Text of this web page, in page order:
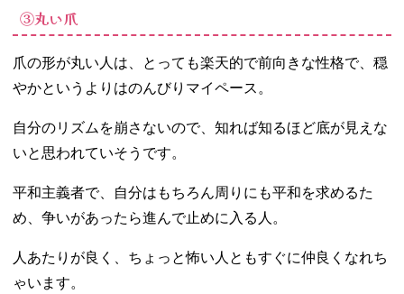
③丸い爪
爪の形が丸い人は、とっても楽天的で前向きな性格で、穏
やかというよりはのんびりマイペース。
自分のリズムを崩さないので、知れば知るほど底が見えな
いと思われていそうです。
平和主義者で、自分はもちろん周りにも平和を求めるた
め、争いがあったら進んで止めに入る人。
人あたりが良く、ちょっと怖い人ともすぐに仲良くなれち
ゃいます。